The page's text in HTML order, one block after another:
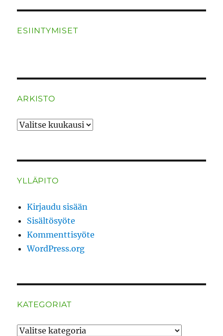
ESIINTYMISET
ARKISTO
ARKISTO
YLLÄPITO
Kirjaudu sisään
Sisältösyöte
Kommenttisyöte
WordPress.org
KATEGORIAT
Kategoriat